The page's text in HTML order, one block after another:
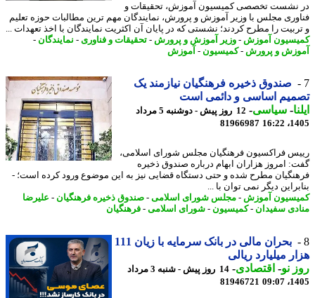
نشست تخصصی کمیسیون آموزش، تحقیقات و
مجلس با وزیر آموزش و پرورش، نمایندگان مهم ترین مطالبات حوزه تعلیم
را مطرح کردند؛ نشستی که در پایان آن اکثریت نمایندگان با اخذ تعهدات ...
آموزش-وزیر آموزش و پرورش-تحقیقات و فناوری- نمایندگان-
و پرورش-کمیسیون-آموزش
صندوق ذخیره فرهنگیان نیازمند یک
اساسی و دائمی است
-سیاسی-
12 روز پیش - دوشنبه 5 مرداد
81966987
فراکسیون فرهنگیان مجلس شورای اسلامی،
امروز هزاران ابهام درباره صندوق ذخیره
مطرح شده و حتی دستگاه قضایی نیز به این موضوع ورود کرده است؛ -
دیگر نمی توان با ...
آموزش-مجلس شورای اسلامی-صندوق ذخیره فرهنگیان-علیرضا
سفیدان- کمیسیون-شورای اسلامی-فرهنگیان
بحران مالی در بانک سرمایه با زیان 111
میلیارد ریالی
نو- اقتصادی-
14 روز پیش - شنبه 3 مرداد
81946721